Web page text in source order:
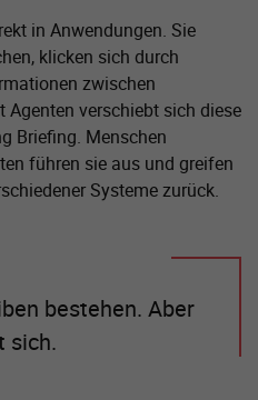
in Anwendungen. Sie
klicken sich durch
zwischen
Agenten verschiebt sich diese
Briefing. Menschen
führen sie aus und greifen
Systeme zurück.
bestehen. Aber
sich.